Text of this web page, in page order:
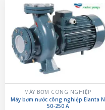
MÁY BƠM CÔNG NGHIỆP
Máy bơm nước công nghiệp Elanta N
50-250 A